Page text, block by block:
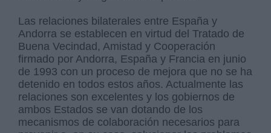
Las relaciones bilaterales entre España y
Andorra se establecen en virtud del Tratado de
Buena Vecindad, Amistad y Cooperación
firmado por Andorra, España y Francia en junio
de 1993 con un proceso de mejora que no se ha
detenido en todos estos años. Actualmente las
relaciones son excelentes y los gobiernos de
ambos Estados se van dotando de los
mecanismos de colaboración necesarios para